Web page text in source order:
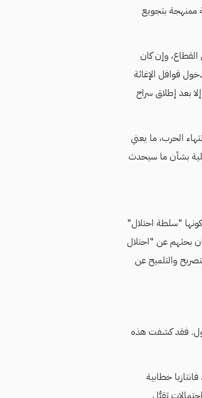
ممنهجة بتجويع
القطاع، وإن كان
قوافل الإغاثة
بعد إطلاق سراح
الحرب، ما يعني
بشأن ما سيحدث
كونها "سلطة احتلال"
بحثهم عن "احتلال
والتلميح عن
فقد كشفت هذه
فانتازيا خطابية